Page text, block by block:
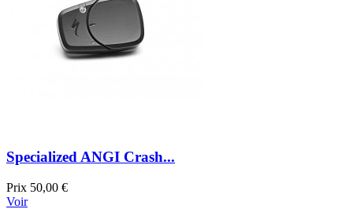
Specialized ANGI Crash...
Prix 50,00 €
Voir